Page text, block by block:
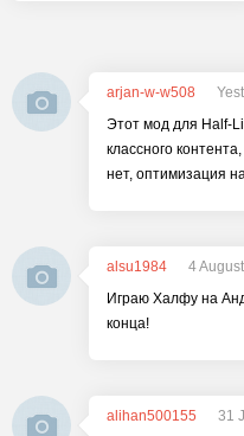
arjan-w-w508
Этот мод для Half-
классного
нет, оптимизация
alsu1984
4
Играю Халфу на
конца!
alihan500155
31